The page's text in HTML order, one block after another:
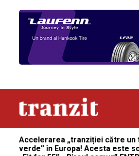
Accelerarea „tranziției către un
verde” în Europa! Acesta este